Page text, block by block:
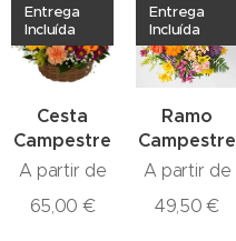
Cesta
Campestre
Entrega
Incluída
A partir de
65,00 €
Ramo
Campestre
Entrega
Incluída
A partir de
49,50 €